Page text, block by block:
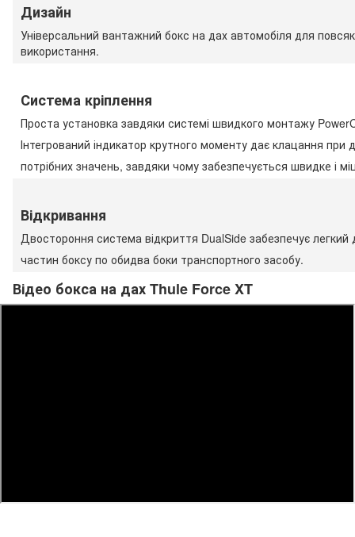
Дизайн
Універсальний вантажний бокс на дах автомобіля для
використання.
Система кріплення
Проста установка завдяки системі швидкого монтажу
Інтегрований індикатор крутного моменту дає клацання при
потрібних значень, завдяки чому забезпечується швидке і
Відкривання
Двостороння система відкриття DualSide забезпечує легкий
частин боксу по обидва боки транспортного засобу.
Відео бокса на дах Thule Force XT